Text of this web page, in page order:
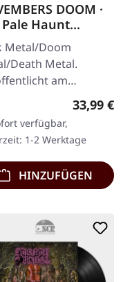
DOOM ·
Pale Haunt
| ARTBOOK
Metal/Doom
Death Metal.
am
auf Prophecy
Neuauflage
jährigen Jubiläum.
CDs mit viel…
33,99 €
verfügbar,
1-2 Werktage
HINZUFÜGEN